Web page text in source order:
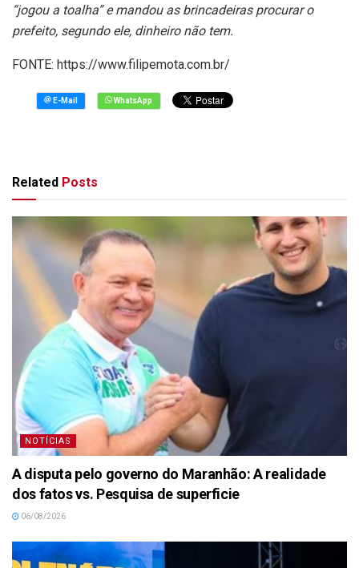
“jogou a toalha” e mandou as brincadeiras procurar o
prefeito, segundo ele, dinheiro não tem.
FONTE: https://www.filipemota.com.br/
Related Posts
NOTÍCIAS
A disputa pelo governo do Maranhão: A realidade
dos fatos vs. Pesquisa de superficie
06/08/2026